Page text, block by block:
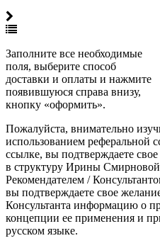
Заполните все необходимые
поля, выберите способ
доставки и оплаты и нажмите
появившуюся справа внизу,
кнопку «оформить».
Пожалуйста, внимательно
использованием реферальной
ссылке, вы подтверждаете
в структуру Ирины
Рекомендателем /
вы подтверждаете свое
Консультанта информацию о
концепции ее применения и
русском языке.